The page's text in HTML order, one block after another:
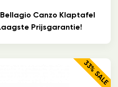
Bellagio Canzo Klaptafel
Prijsgarantie!
33% SALE